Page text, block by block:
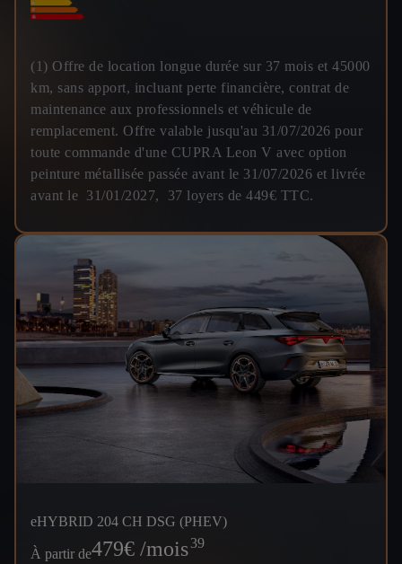
(1) Offre de location longue durée sur 37 mois et 45000
km, sans apport, incluant perte financière, contrat de
maintenance aux professionnels et véhicule de
remplacement. Offre valable jusqu'au 31/07/2026 pour
toute commande d'une CUPRA Leon V avec option
peinture métallisée passée avant le 31/07/2026 et livrée
avant le 31/01/2027, 37 loyers de 449€ TTC.
eHYBRID 204 CH DSG (PHEV)
À partir de479€ /mois39